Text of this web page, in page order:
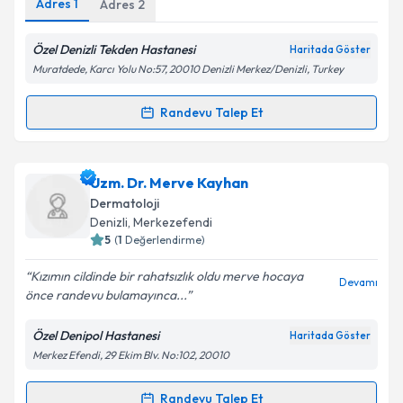
Kişisel verilerimin işlenmesine ilişkinAydınlatma
kapsamda işlenmesini kabul ediyorum.
Adres 1 Adres 2
Özel Denizli Tekden Hastanesi Haritada Göster
Muratdede, Karcı Yolu No:57, 20010 Denizli Merkez/Denizli, Turkey
Randevu Talep Et
Randevu Takvimi Talebi
Uzm. Dr. Ali Yaşariçin randevu takvimi talebi
oluşturun. Size bu uzmandan randevu almanız için bir
takvim hazırlandığında e-posta ile bilgilendireceğiz.
Kişisel verilerimin işlenmesine ilişkin
Aydınlatma
Metni'ni okudum ve kişisel verilerimin belirtilen
kapsamda işlenmesini kabul ediyorum.
Uzm. Dr. Merve Kayhan
Dermatoloji
Denizli, Merkezefendi
5 (1 Değerlendirme)
Kızımın cildinde bir rahatsızlık oldu merve hocaya
önce randevu bulamayınca...
Devamı
Özel Denipol Hastanesi Haritada Göster
Merkez Efendi, 29 Ekim Blv. No:102, 20010
Randevu Talep Et